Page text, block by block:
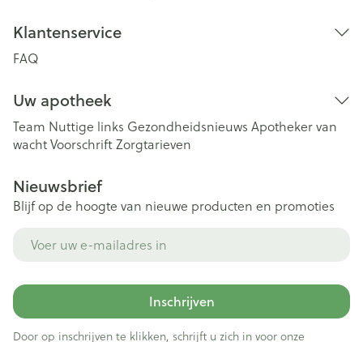
Klantenservice
FAQ
Uw apotheek
Team Nuttige links Gezondheidsnieuws Apotheker van
wachtVoorschriftZorgtarieven
Nieuwsbrief
Blijf op de hoogte van nieuwe producten en promoties
Inschrijven
Door op inschrijven te klikken, schrijft u zich in voor onze